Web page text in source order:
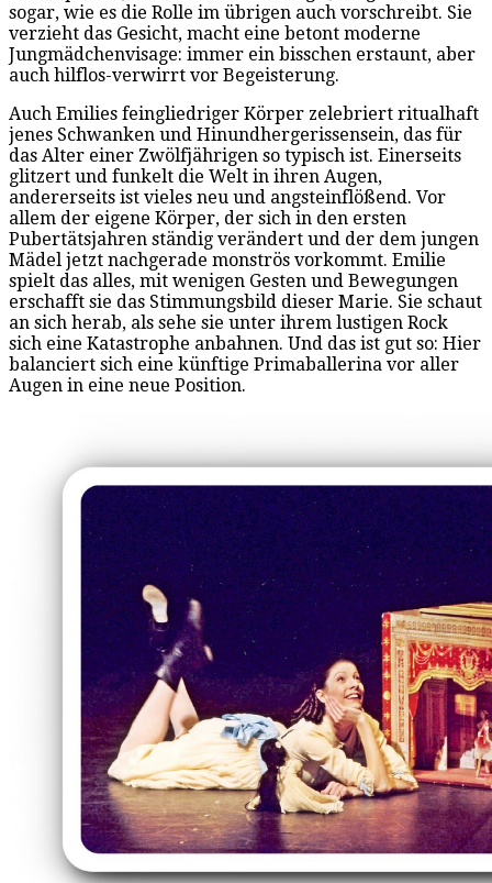
sogar, wie es die Rolle im übrigen auch vorschreibt. Sie
verzieht das Gesicht, macht eine betont moderne
Jungmädchenvisage: immer ein bisschen erstaunt, aber
auch hilflos-verwirrt vor Begeisterung.
Auch Emilies feingliedriger Körper zelebriert ritualhaft
jenes Schwanken und Hinundhergerissensein, das für
das Alter einer Zwölfjährigen so typisch ist. Einerseits
glitzert und funkelt die Welt in ihren Augen,
andererseits ist vieles neu und angsteinflößend. Vor
allem der eigene Körper, der sich in den ersten
Pubertätsjahren ständig verändert und der dem jungen
Mädel jetzt nachgerade monströs vorkommt. Emilie
spielt das alles, mit wenigen Gesten und Bewegungen
erschafft sie das Stimmungsbild dieser Marie. Sie schaut
an sich herab, als sehe sie unter ihrem lustigen Rock
sich eine Katastrophe anbahnen. Und das ist gut so: Hier
balanciert sich eine künftige Primaballerina vor aller
Augen in eine neue Position.